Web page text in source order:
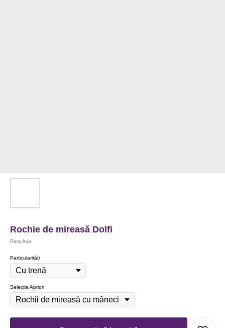
Rochie de mireasă Dolfi
Rara Avis
Particularități
Selecția Apriori